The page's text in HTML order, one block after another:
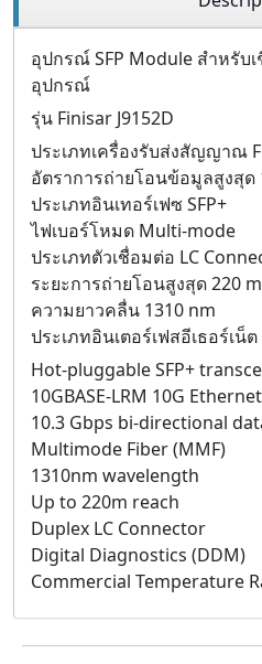
อุปกรณ์ SFP Module สำหรับ
อุปกรณ์
รุ่น Finisar J9152D
ประเภทเครื่องรับส่งสัญญาณ
อัตราการถ่ายโอนข้อมูลสูงสุด
ประเภทอินเทอร์เฟซ SFP+
ไฟเบอร์โหมด Multi-mode
ประเภทตัวเชื่อมต่อ LC
ระยะการถ่ายโอนสูงสุด 220 m
ความยาวคลื่น 1310 nm
ประเภทอินเตอร์เฟสอีเธอร์เน็
Hot-pluggable SFP+
10GBASE-LRM 10G Ethernet
10.3 Gbps bi-directional
Multimode Fiber (MMF)
1310nm wavelength
Up to 220m reach
Duplex LC Connector
Digital Diagnostics (DDM)
Commercial Temperature